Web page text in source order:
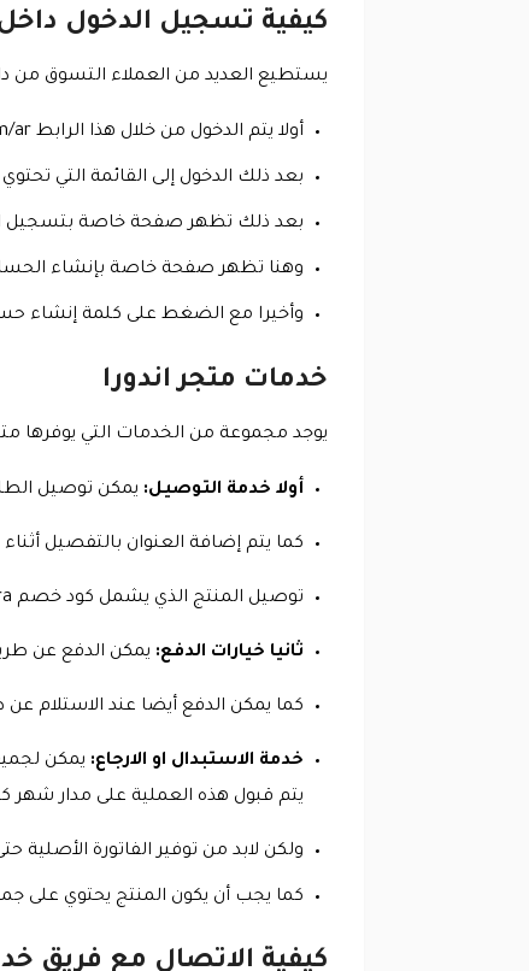
كيفية تسجيل الدخول داخل
يستطيع العديد من العملاء التسوق من
أولا يتم الدخول من خلال هذا الرابط https://www.andoraeg.com/ar إلى متجر اندورا الذي يقدم كود اندورا الجديد.
بعد ذلك الدخول إلى القائمة التي
بعد ذلك تظهر صفحة خاصة بتسجيل
وهنا تظهر صفحة خاصة بإنشاء
وأخيرا مع الضغط على كلمة إنشاء
خدمات متجر اندورا
يوجد مجموعة من الخدمات التي يوفرها
أولا خدمة التوصيل: يمكن توصيل
كما يتم إضافة العنوان بالتفصيل
توصيل المنتج الذي يشمل كود خصم Andora إلى العملاء في أسرع وقت.
ثانيا خيارات الدفع: يمكن الدفع عن
كما يمكن الدفع أيضا عند الاستلام
خدمة الاستبدال او الارجاع:
يتم قبول هذه العملية على مدار شهر
ولكن لابد من توفير الفاتورة الأصلية
كما يجب أن يكون المنتج يحتوي على
كيفية الاتصال مع فريق